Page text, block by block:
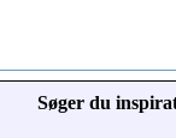
Søger du